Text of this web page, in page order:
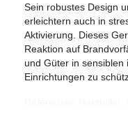
Sein robustes Design
erleichtern auch in
Aktivierung. Dieses
Reaktion auf
und Güter in sensiblen
Einrichtungen zu